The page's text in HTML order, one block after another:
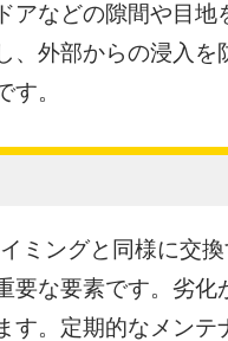
アなどの隙間や目地
、外部からの浸入を
。
ミングと同様に交
要な要素です。劣化
す。定期的なメンテ